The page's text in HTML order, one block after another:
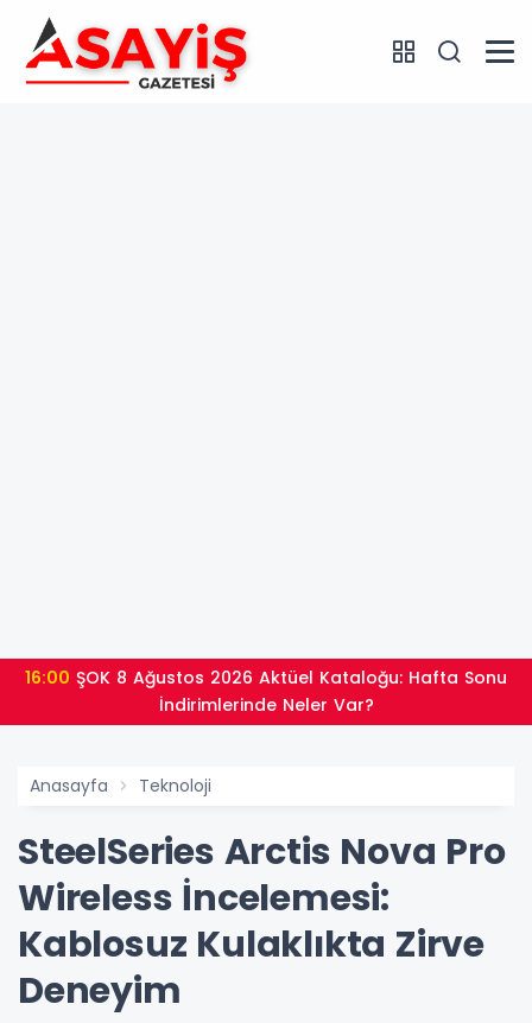
16:00
İndirimlerinde Neler Var?
Anasayfa Teknoloji
SteelSeries Arctis Nova Pro
Wireless İncelemesi:
Kablosuz Kulaklıkta Zirve
Deneyim